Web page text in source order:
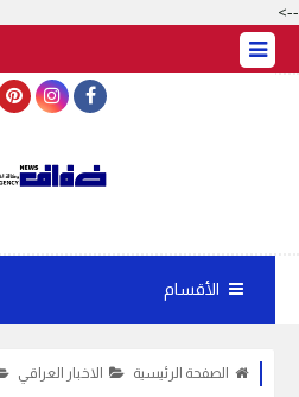
-->
الأقسام
الصفحة الرئيسية الاخبار العراقي